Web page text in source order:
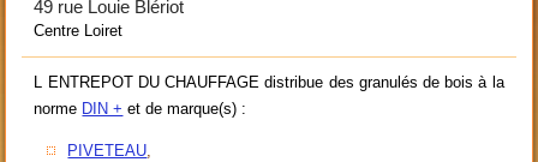
49 rue Louie Blériot
Centre Loiret
L ENTREPOT DU CHAUFFAGE distribue des granulés de bois à la
norme DIN + et de marque(s) :
PIVETEAU,